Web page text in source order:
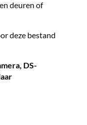
deuren of
deze bestand
DS-